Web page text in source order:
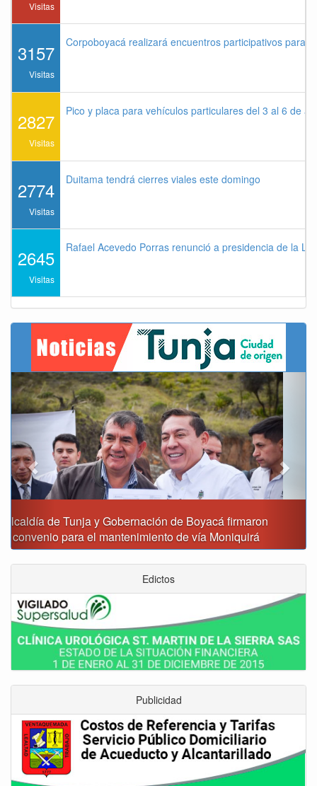
Visitas
3157
Visitas
Corpoboyacá realizará encuentros participativos para
2827
Visitas
Pico y placa para vehículos particulares del 3 al 6 de
2774
Visitas
Duitama tendrá cierres viales este domingo
2645
Visitas
Rafael Acevedo Porras renunció a presidencia de la
Reporte del tiempo en Boyacá para el viernes
Previous Next
Edictos
Publicidad